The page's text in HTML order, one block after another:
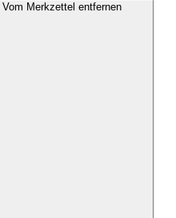
Vom Merkzettel entfernen